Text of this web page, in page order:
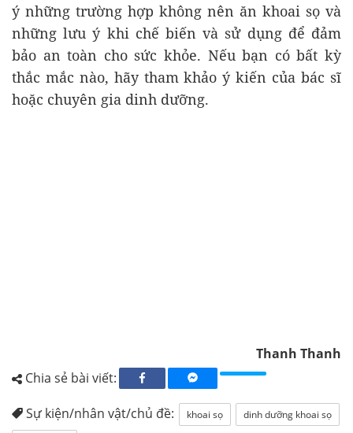
ý những trường hợp không nên ăn khoai sọ và
những lưu ý khi chế biến và sử dụng để đảm
bảo an toàn cho sức khỏe. Nếu bạn có bất kỳ
thắc mắc nào, hãy tham khảo ý kiến của bác sĩ
hoặc chuyên gia dinh dưỡng.
Thanh Thanh
Chia sẻ bài viết:
Sự kiện/nhân vật/chủ đề: khoai sọ
dinh dưỡng khoai sọ